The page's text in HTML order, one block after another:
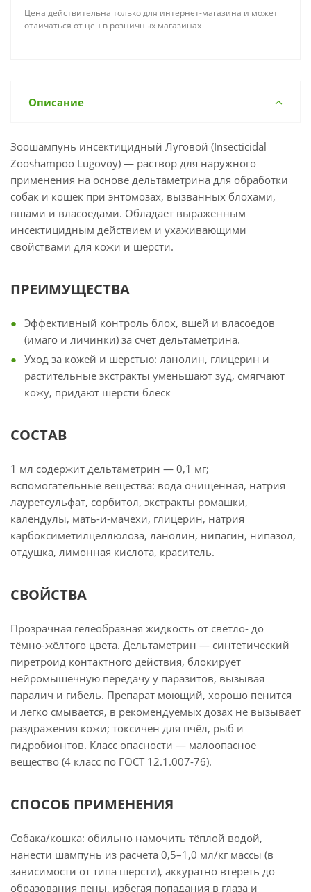
Цена действительна только для интернет-магазина и может
отличаться от цен в розничных магазинах
Описание
Зоошампунь инсектицидный Луговой (Insecticidal
Zooshampoo Lugovoy) — раствор для наружного
применения на основе дельтаметрина для обработки
собак и кошек при энтомозах, вызванных блохами,
вшами и власоедами. Обладает выраженным
инсектицидным действием и ухаживающими
свойствами для кожи и шерсти.
ПРЕИМУЩЕСТВА
Эффективный контроль блох, вшей и власоедов
(имаго и личинки) за счёт дельтаметрина.
Уход за кожей и шерстью: ланолин, глицерин и
растительные экстракты уменьшают зуд, смягчают
кожу, придают шерсти блеск
СОСТАВ
1 мл содержит дельтаметрин — 0,1 мг;
вспомогательные вещества: вода очищенная, натрия
лауретсульфат, сорбитол, экстракты ромашки,
календулы, мать-и-мачехи, глицерин, натрия
карбоксиметилцеллюлоза, ланолин, нипагин, нипазол,
отдушка, лимонная кислота, краситель.
СВОЙСТВА
Прозрачная гелеобразная жидкость от светло- до
тёмно-жёлтого цвета. Дельтаметрин — синтетический
пиретроид контактного действия, блокирует
нейромышечную передачу у паразитов, вызывая
паралич и гибель. Препарат моющий, хорошо пенится
и легко смывается, в рекомендуемых дозах не вызывает
раздражения кожи; токсичен для пчёл, рыб и
гидробионтов. Класс опасности — малоопасное
вещество (4 класс по ГОСТ 12.1.007-76).
СПОСОБ ПРИМЕНЕНИЯ
Собака/кошка: обильно намочить тёплой водой,
нанести шампунь из расчёта 0,5–1,0 мл/кг массы (в
зависимости от типа шерсти), аккуратно втереть до
образования пены, избегая попадания в глаза и